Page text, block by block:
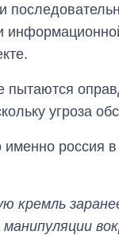
пытаются
угроза
россия
кремль